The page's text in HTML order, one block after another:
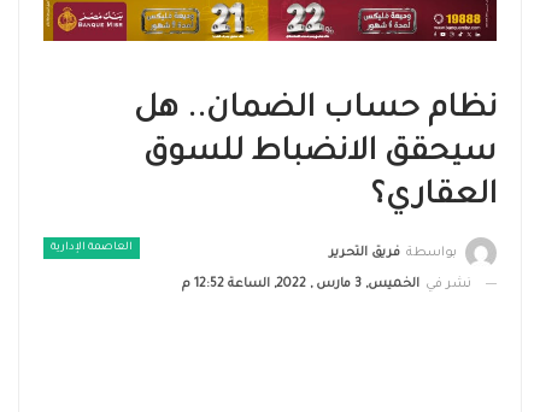
نظام حساب الضمان.. هل
سيحقق الانضباط للسوق
العقاري؟
العاصمة الإدارية بواسطة فريق التحرير
نشر في الخميس, 3 مارس , 2022, الساعة 12:52 م